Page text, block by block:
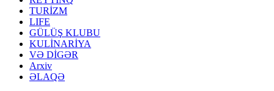
TURİZM
LIFE
GÜLÜŞ KLUBU
KULİNARİYA
VƏ DİGƏR
Arxiv
ƏLAQƏ